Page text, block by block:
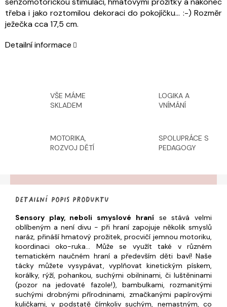
třeba i jako roztomilou dekoraci do pokojíčku... :-) Rozměr
ježečka cca 17,5 cm.
Detailní informace
VŠE MÁME
SKLADEM
LOGIKA A
VNÍMÁNÍ
MOTORIKA,
ROZVOJ DĚTÍ
SPOLUPRÁCE S
PEDAGOGY
Detailní popis produktu
Sensory play, neboli smyslové hraníse stává velmi
oblíbeným a není divu - při hraní zapojuje několik smyslů
naráz, přináší hmatový prožitek, procvičí jemnou motoriku,
koordinaci oko-ruka... Může se využít také v různém
tematickém naučném hraní a především děti baví! Naše
tácky můžete vysypávat, vyplňovat kinetickým pískem,
korálky, rýží, pohankou, suchými obilninami, či luštěninami
(pozor na jedovaté fazole!), bambulkami, rozmanitými
suchými drobnými přírodninami, zmačkanými papírovými
kuličkami, v podstatě čímkoliv suchým, nemastným, co